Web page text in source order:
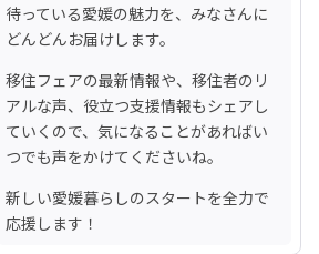
待っている愛媛の魅力を、みなさんに
どんどんお届けします。
移住フェアの最新情報や、移住者のリ
アルな声、役立つ支援情報もシェアし
ていくので、気になることがあればい
つでも声をかけてくださいね。
新しい愛媛暮らしのスタートを全力で
応援します！